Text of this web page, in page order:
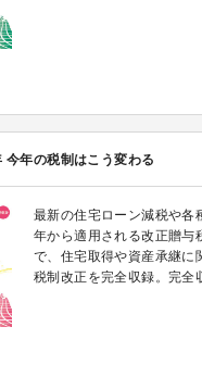
今年の税制はこう変わる
最新の住宅ローン減税や各
年から適用される改正贈与
で、住宅取得や資産承継に
税制改正を完全収録。完全